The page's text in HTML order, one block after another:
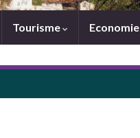
Tourisme Economie